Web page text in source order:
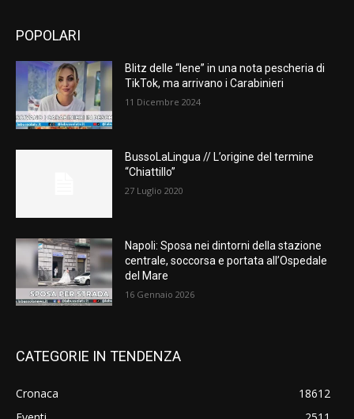
POPOLARI
Blitz delle “Iene” in una nota pescheria di
TikTok, ma arrivano i Carabinieri
11 Dicembre 2024
BussoLaLingua // L’origine del termine
“Chiattillo”
27 Luglio 2020
Napoli: Sposa nei dintorni della stazione
centrale, soccorsa e portata all’Ospedale
del Mare
16 Gennaio 2026
CATEGORIE IN TENDENZA
Cronaca
18612